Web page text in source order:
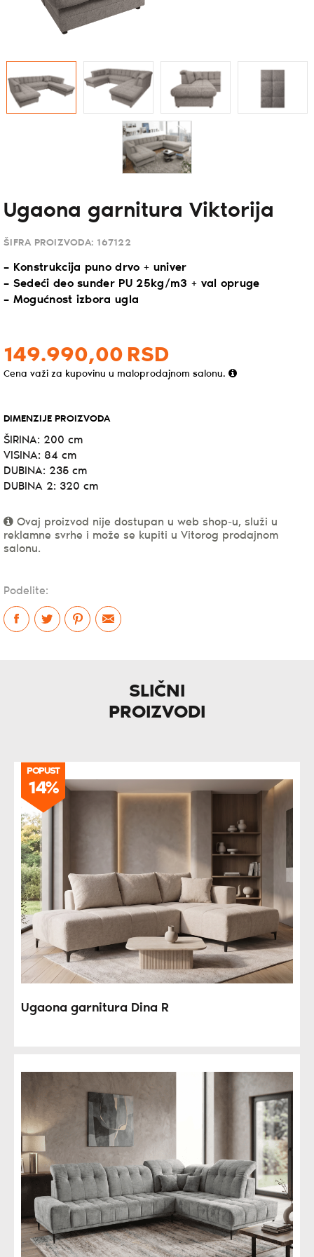
Ugaona garnitura Viktorija
ŠIFRA PROIZVODA: 167122
– Konstrukcija puno drvo + univer
– Sedeći deo sunđer PU 25kg/m3 + val opruge
– Mogućnost izbora ugla
149.990,00 RSD
Cena važi za kupovinu u maloprodajnom salonu.
DIMENZIJE PROIZVODA
ŠIRINA: 200 cm
VISINA: 84 cm
DUBINA: 235 cm
DUBINA 2: 320 cm
Ovaj proizvod nije dostupan u web shop-u, služi u
reklamne svrhe i može se kupiti u Vitorog prodajnom
salonu.
Podelite:
SLIČNI
PROIZVODI
POPUST
14%
Ugaona garnitura Dina R